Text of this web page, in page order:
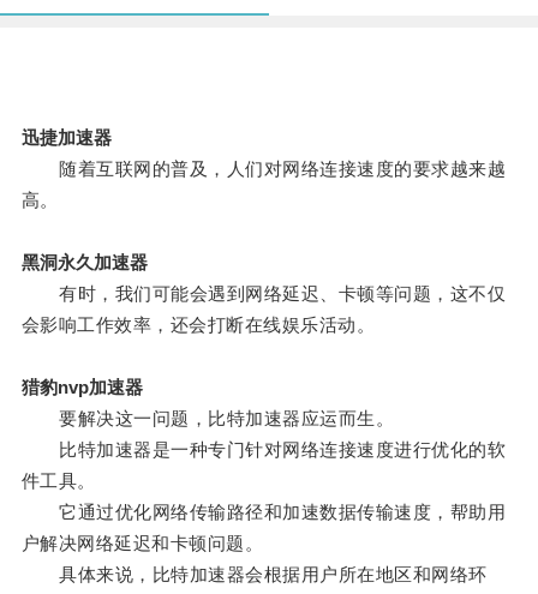
迅捷加速器
随着互联网的普及，人们对网络连接速度的要求越来越
高。
黑洞永久加速器
有时，我们可能会遇到网络延迟、卡顿等问题，这不仅
会影响工作效率，还会打断在线娱乐活动。
猎豹nvp加速器
要解决这一问题，比特加速器应运而生。
比特加速器是一种专门针对网络连接速度进行优化的软
件工具。
它通过优化网络传输路径和加速数据传输速度，帮助用
户解决网络延迟和卡顿问题。
具体来说，比特加速器会根据用户所在地区和网络环